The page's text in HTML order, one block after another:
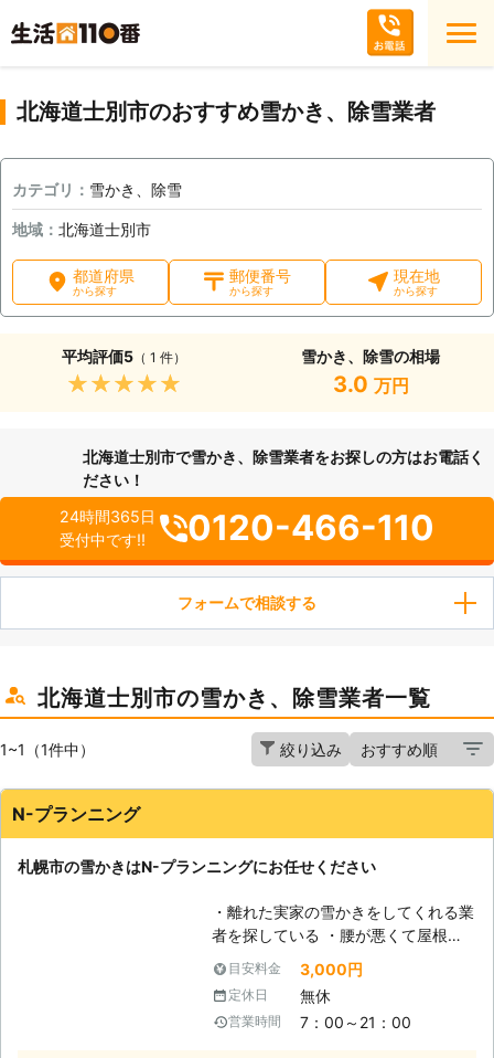
北海道士別市のおすすめ雪かき、除雪業者
カテゴリ： 雪かき、除雪
地域： 北海道士別市
都道府県
から探す
郵便番号
から探す
現在地
から探す
平均評価5（ 1 件）
★★★★★
雪かき、除雪の相場
3.0 万円
北海道士別市で雪かき、除雪業者をお探しの方はお電話く
ださい！
24時間365日
受付中です!!
0120-466-110
フォームで相談する
北海道士別市の雪かき、除雪業者一覧
1~1（1件中） 絞り込み
N-プランニング
札幌市の雪かきはN-プランニングにお任せください
・離れた実家の雪かきをしてくれる業
者を探している ・腰が悪くて屋根の
雪下ろしがむずかしいけど、頼れる人
が身近にいない ・雪の量が多いので
排雪作業までして欲しい このような
ご要望ならN-プランニングの雪か
目安料金 3,000円
定休日 無休
営業時間 7：00～21：00